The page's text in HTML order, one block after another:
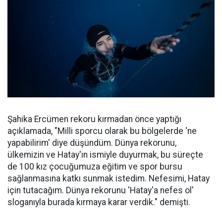
Şahika Ercümen rekoru kırmadan önce yaptığı
açıklamada, "Milli sporcu olarak bu bölgelerde 'ne
yapabilirim' diye düşündüm. Dünya rekorunu,
ülkemizin ve Hatay'ın ismiyle duyurmak, bu süreçte
de 100 kız çocuğumuza eğitim ve spor bursu
sağlanmasına katkı sunmak istedim. Nefesimi, Hatay
için tutacağım. Dünya rekorunu 'Hatay'a nefes ol'
sloganıyla burada kırmaya karar verdik." demişti.